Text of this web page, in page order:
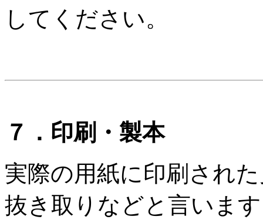
してください。
７．印刷・製本
実際の用紙に印刷され
抜き取りなどと言いま